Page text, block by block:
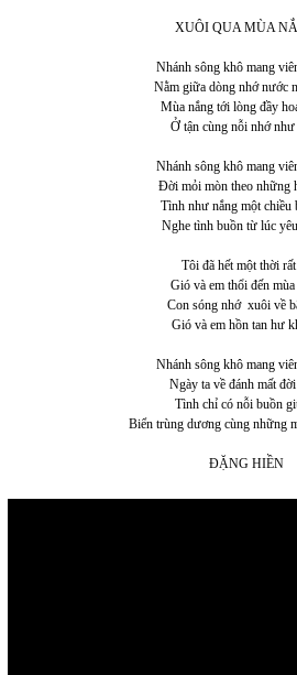
XUÔI QUA MÙA
Nhánh sông khô mang
Nằm giữa dòng nhớ nước
Mùa nắng tới lòng đầy
Ở tận cùng nỗi nhớ như
Nhánh sông khô mang
Đời mỏi mòn theo những
Tình như nắng một chiều
Nghe tình buồn từ lúc
Tôi đã hết một thời
Gió và em thổi đến
Con sóng nhớ xuôi về
Gió và em hồn tan hư
Nhánh sông khô mang
Ngày ta về đánh mất
Tình chỉ có nỗi buồn
Biển trùng dương cùng những
ĐẶNG HIỀN